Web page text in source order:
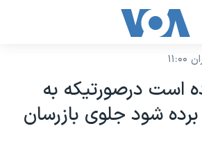
است درصورتيکه به
شود جلوی بازرسان